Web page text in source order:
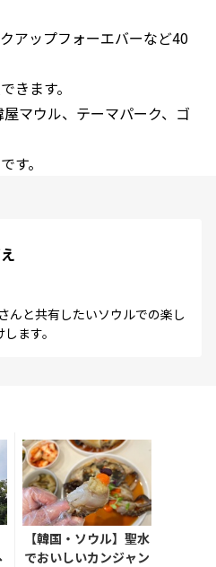
アップフォーエバーなど40
きます。
マウル、テーマパーク、ゴ
す。
んと共有したいソウルでの楽し
ます。
【韓国・ソウル】聖水
でおいしいカンジャン